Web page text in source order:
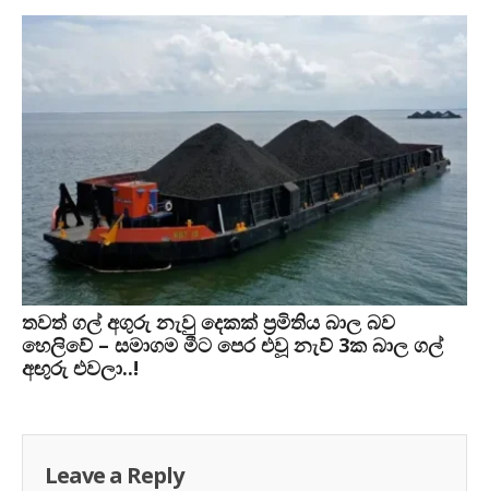
තවත් ගල් අගුරු නැවු දෙකක් ප‍්‍රමිතිය බාල බව
හෙලිවේ – සමාගම මීට පෙර එවූ නැව් 3ක බාල ගල්
අඟුරු එවලා..!
Leave a Reply